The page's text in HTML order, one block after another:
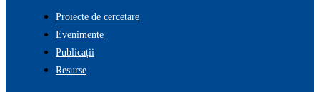
Proiecte de cercetare
Evenimente
Publicații
Resurse